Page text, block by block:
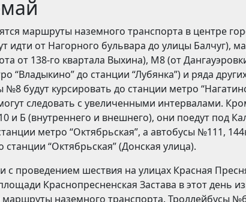
маршруты наземного транспорта в центре
идти от Нагорного бульвара до улицы Балчуг),
от 138-го квартала Выхина), М8 (от
“Владыкино” до станции “Лубянка”) и ряда
№8 будут курсировать до станции метро
следовать с увеличенными интервалами.
и Б (внутреннего и внешнего), они поедут под
метро “Октябрьская”, а автобусы №111,
станции “Октябрьская” (Донская улица).
с проведением шествия на улицах Красная
Краснопресненская Застава в этот день
наземного транспорта. Троллейбусы